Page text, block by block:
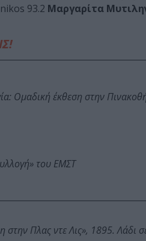
93.2 Μαργαρίτα
Ομαδική έκθεση στην
του ΕΜΣΤ
Πλας ντε Λις», 1895. Λάδι